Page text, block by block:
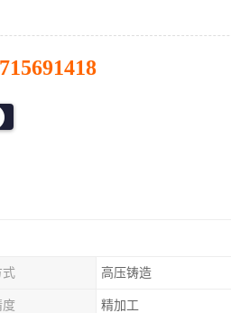
式 高压铸造
度 精加工